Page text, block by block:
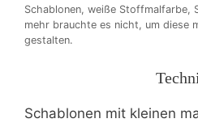
Schablonen, weiße Stoffmalfarbe,
mehr brauchte es nicht, um diese
gestalten.
Schablonen mit kleinen